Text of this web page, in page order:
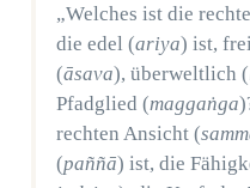
„Welches ist die
die edel (ariya) ist,
(āsava), überweltlich (
Pfadglied (maggaṅga
rechten Ansicht (
(paññā) ist, die